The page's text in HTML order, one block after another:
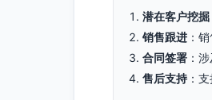
潜在客户挖掘
销售跟进 ：
合同签署 ：
售后支持：支